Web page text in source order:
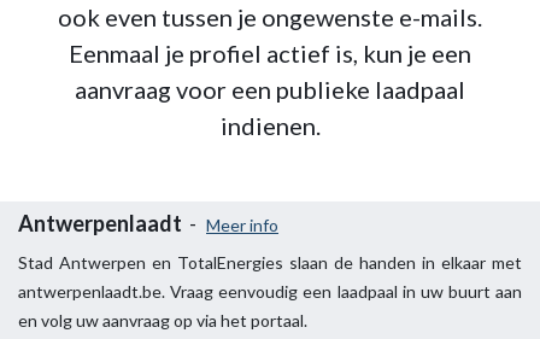
ook even tussen je ongewenste e-mails.
Eenmaal je profiel actief is, kun je een
aanvraag voor een publieke laadpaal
indienen.
Antwerpenlaadt - Meer info
Stad Antwerpen en TotalEnergies slaan de handen in elkaar met
antwerpenlaadt.be. Vraag eenvoudig een laadpaal in uw buurt aan
en volg uw aanvraag op via het portaal.